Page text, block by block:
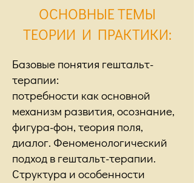
ОСНОВНЫЕ ТЕМЫ
ТЕОРИИ И ПРАКТИКИ:
Базовые понятия гештальт-
терапии:
потребности как основной
механизм развития, осознание,
фигура-фон, теория поля,
диалог. Феноменологический
подход в гештальт-терапии.
Структура и особенности